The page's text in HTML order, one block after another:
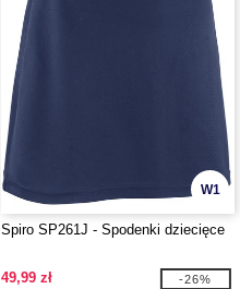
W1
Spiro SP261J - Spodenki dziecięce
49,99 zł -26%